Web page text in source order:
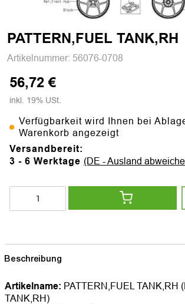
PATTERN,FUEL TANK,RH
Artikelnummer: 56076-0708
56,72 €
inkl. 19% USt.
Verfügbarkeit wird Ihnen bei
Warenkorb angezeigt
Versandbereit:
3 - 6 Werktage (DE - Ausland
Beschreibung
Artikelname: PATTERN,FUEL TANK,RH
TANK,RH)